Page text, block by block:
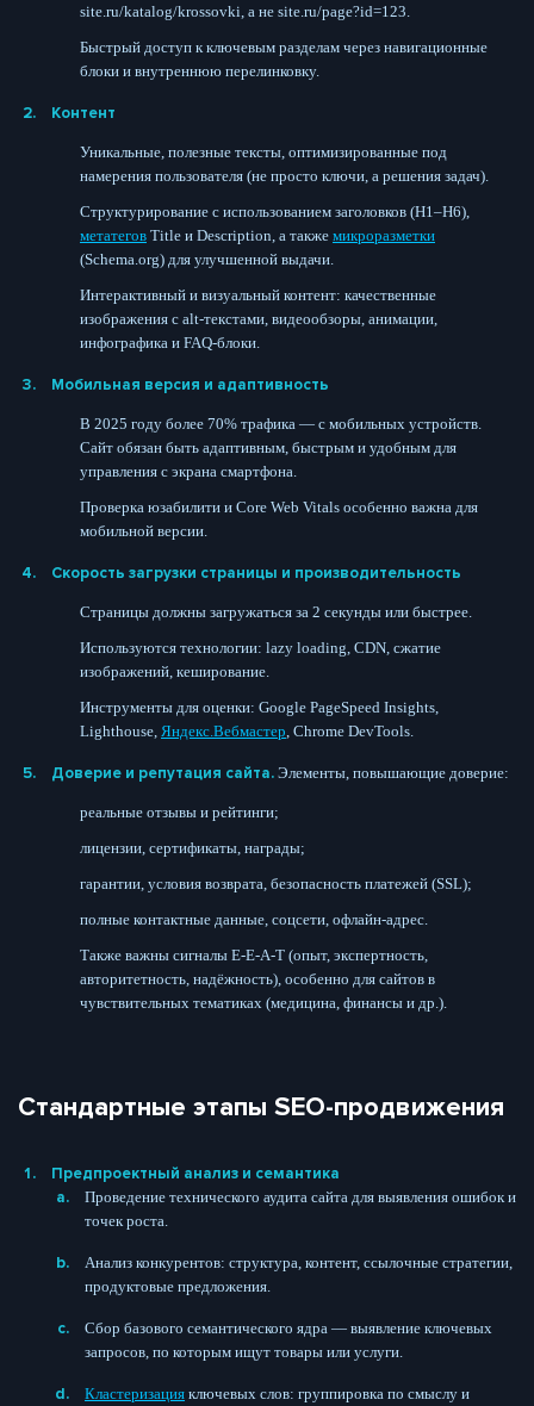
site.ru/katalog/krossovki, а не site.ru/page?id=123.
Быстрый доступ к ключевым разделам через навигационные
блоки и внутреннюю перелинковку.
Контент
Уникальные, полезные тексты, оптимизированные под
намерения пользователя (не просто ключи, а решения задач).
Структурирование с использованием заголовков (H1–H6),
метатегов Title и Description, а также микроразметки
(Schema.org) для улучшенной выдачи.
Интерактивный и визуальный контент: качественные
изображения с alt-текстами, видеообзоры, анимации,
инфографика и FAQ-блоки.
Мобильная версия и адаптивность
В 2025 году более 70% трафика — с мобильных устройств.
Сайт обязан быть адаптивным, быстрым и удобным для
управления с экрана смартфона.
Проверка юзабилити и Core Web Vitals особенно важна для
мобильной версии.
Скорость загрузки страницы и производительность
Страницы должны загружаться за 2 секунды или быстрее.
Используются технологии: lazy loading, CDN, сжатие
изображений, кеширование.
Инструменты для оценки: Google PageSpeed Insights,
Lighthouse, Яндекс.Вебмастер , Chrome DevTools.
Доверие и репутация сайта. Элементы, повышающие доверие:
реальные отзывы и рейтинги;
лицензии, сертификаты, награды;
гарантии, условия возврата, безопасность платежей (SSL);
полные контактные данные, соцсети, офлайн-адрес.
Также важны сигналы E-E-A-T (опыт, экспертность,
авторитетность, надёжность), особенно для сайтов в
чувствительных тематиках (медицина, финансы и др.).
Стандартные этапы SEO-продвижения
Предпроектный анализ и семантика
Проведение технического аудита сайта для выявления ошибок и
точек роста.
Анализ конкурентов: структура, контент, ссылочные стратегии,
продуктовые предложения.
Сбор базового семантического ядра — выявление ключевых
запросов, по которым ищут товары или услуги.
Кластеризация ключевых слов: группировка по смыслу и